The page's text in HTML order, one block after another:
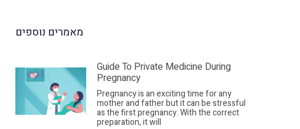
מאמרים נוספים
Guide To Private Medicine During
Pregnancy
Pregnancy is an exciting time for any
mother and father but it can be stressful
as the first pregnancy. With the correct
preparation, it will